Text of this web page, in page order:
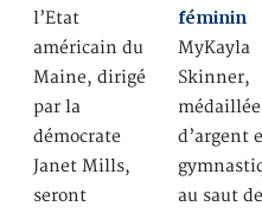
l’Etat
américain du
Maine, dirigé
par la
démocrate
Janet Mills,
seront
féminin
MyKayla
Skinner,
médaillée
d’argent
au saut de